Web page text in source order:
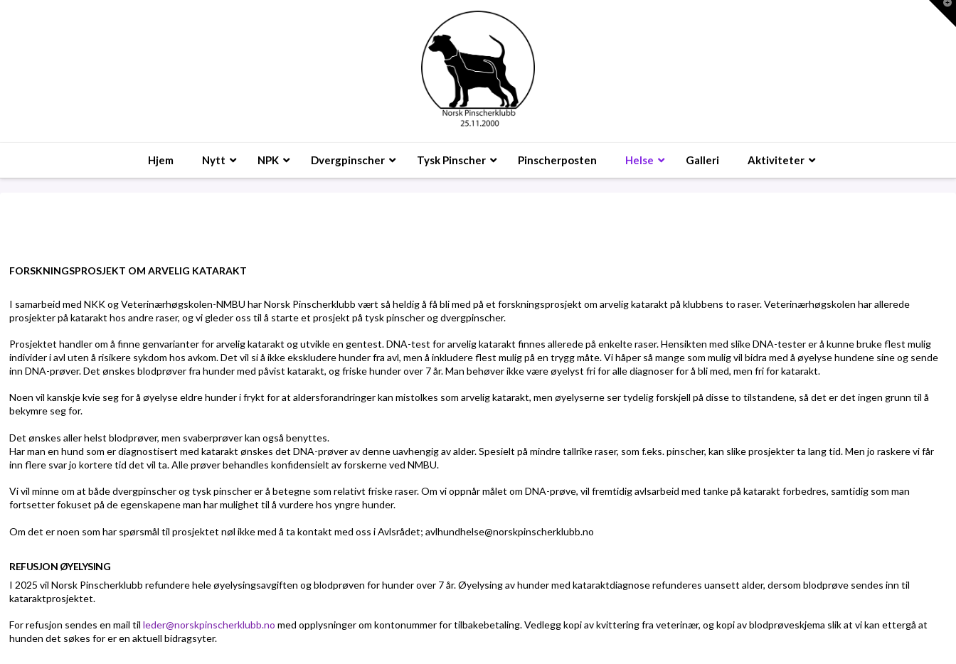
Hjem Nytt NPK Dvergpinscher Tysk Pinscher Pinscherposten Helse Galleri Aktiviteter
FORSKNINGSPROSJEKT OM ARVELIG KATARAKT
I samarbeid med NKK og Veterinærhøgskolen-NMBU har Norsk Pinscherklubb vært så heldig å få bli med på et forskningsprosjekt om arvelig katarakt på klubbens to raser.Veterinærhøgskolen har allerede
prosjekter på katarakt hos andre raser, og vi gleder oss til å starte et prosjekt på tysk pinscher og dvergpinscher.
Prosjektet handler om å finne genvarianter for arvelig katarakt og utvikle en gentest.DNA-test for arvelig katarakt finnes allerede på enkelte raser. Hensikten med slike DNA-tester er å kunne bruke flest mulig
individer i avl uten å risikere sykdom hos avkom. Det vil si å ikke ekskludere hunder fra avl, men å inkludere flest mulig på en trygg måte. Vi håper så mange som mulig vil bidra med å øyelyse hundene sine og sende
inn DNA-prøver.Det ønskes blodprøver fra hunder med påvist katarakt, og friske hunder over 7 år.Man behøver ikke være øyelyst fri for alle diagnoser for å bli med, men fri for katarakt.
Noen vil kanskje kvie seg for å øyelyse eldre hunder i frykt for at aldersforandringer kan mistolkes som arvelig katarakt, men øyelyserne ser tydelig forskjell på disse to tilstandene, så det er det ingen grunn til å
bekymre seg for.
Det ønskes aller helst blodprøver, men svaberprøver kan også benyttes.
Har man en hund som er diagnostisert med katarakt ønskes det DNA-prøver av denne uavhengig av alder.Spesielt på mindre tallrike raser, som f.eks. pinscher, kan slike prosjekter ta lang tid.Men jo raskere vi får
inn flere svar jo kortere tid det vil ta.Alle prøver behandles konfidensielt av forskerne ved NMBU.
Vi vil minne om at både dvergpinscher og tysk pinscher er å betegne som relativt friske raser.Om vi oppnår målet om DNA-prøve, vil fremtidig avlsarbeid med tanke på katarakt forbedres, samtidig som man
fortsetter fokuset på de egenskapene man har mulighet til å vurdere hos yngre hunder.
Om det er noen som har spørsmål til prosjektet nøl ikke med å ta kontakt med oss i Avlsrådet; avlhundhelse@norskpinscherklubb.no
REFUSJON ØYELYSING
I 2025 vil Norsk Pinscherklubb refundere hele øyelysingsavgiften og blodprøven for hunder over 7 år. Øyelysing av hunder med kataraktdiagnose refunderes uansett alder, dersom blodprøve sendes inn til
kataraktprosjektet.
For refusjon sendes en mail til leder@norskpinscherklubb.no med opplysninger om kontonummer for tilbakebetaling. Vedlegg kopi av kvittering fra veterinær, og kopi av blodprøveskjema slik at vi kan ettergå at
hunden det søkes for er en aktuell bidragsyter.